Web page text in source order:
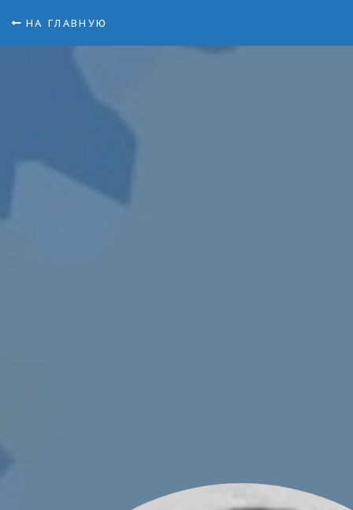
НА ГЛАВНУЮ